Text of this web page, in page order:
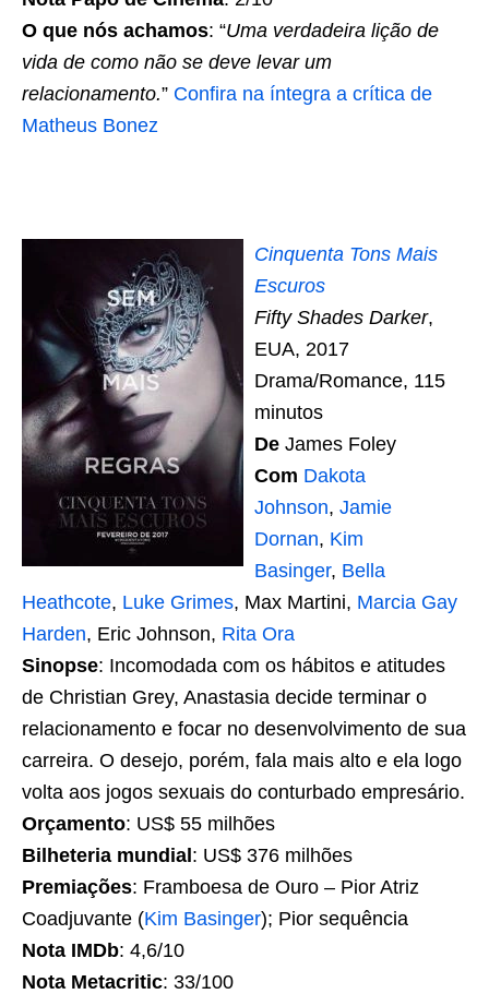
O que nós achamos: “Uma verdadeira lição de
vida de como não se deve levar um
relacionamento.” Confira na íntegra a crítica de
Matheus Bonez
Cinquenta Tons Mais
Escuros
Fifty Shades Darker,
EUA, 2017
Drama/Romance, 115
minutos
De James Foley
Com Dakota
Johnson, Jamie
Dornan, Kim
Basinger, Bella
Heathcote, Luke Grimes, Max Martini, Marcia Gay
Harden, Eric Johnson, Rita Ora
Sinopse: Incomodada com os hábitos e atitudes
de Christian Grey, Anastasia decide terminar o
relacionamento e focar no desenvolvimento de sua
carreira. O desejo, porém, fala mais alto e ela logo
volta aos jogos sexuais do conturbado empresário.
Orçamento: US$ 55 milhões
Bilheteria mundial: US$ 376 milhões
Premiações: Framboesa de Ouro – Pior Atriz
Coadjuvante (Kim Basinger); Pior sequência
Nota IMDb: 4,6/10
Nota Metacritic: 33/100